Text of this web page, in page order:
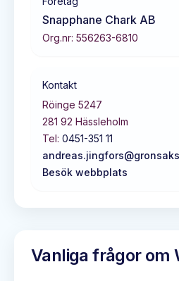
Snapphane Chark AB
Org.nr: 556263-6810
Kontakt
Röinge 5247
281 92 Hässleholm
Tel: 0451-351 11
Besök webbplats
Vanliga frågor om